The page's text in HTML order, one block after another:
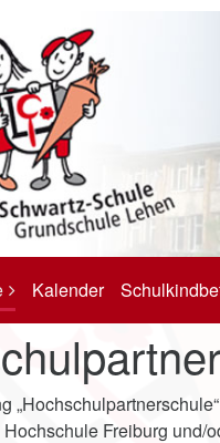
Kalender
Freiburg und/